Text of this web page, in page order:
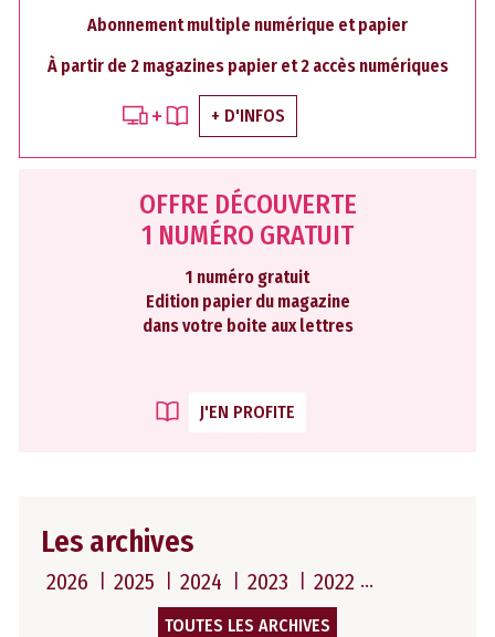
Abonnement multiple numérique et papier
À partir de 2 magazines papier et 2 accès numériques
+ D'INFOS
OFFRE DÉCOUVERTE
1 NUMÉRO GRATUIT
1 numéro gratuit
Edition papier du magazine
dans votre boite aux lettres
J'EN PROFITE
Les archives
2026 2025 2024 2023 2022
TOUTES LES ARCHIVES